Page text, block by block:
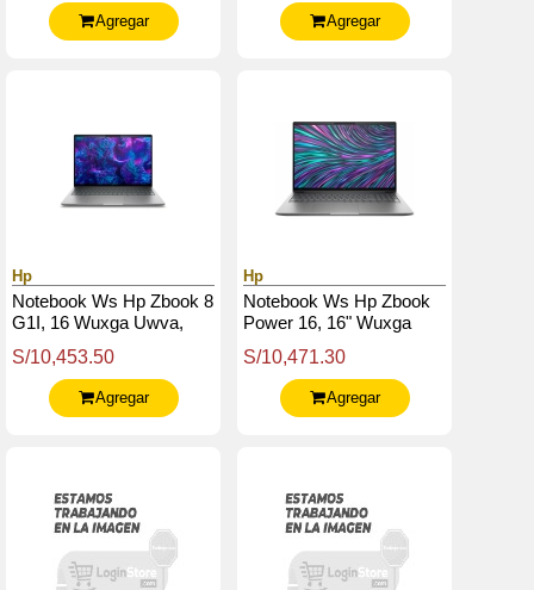
Agregar Agregar
Hp
Notebook Ws Hp Zbook 8
G1I, 16 Wuxga Uwva,
5.4Ghz, 32Gb Ddr5-5600
S/10,453.50
Agregar
Hp
Notebook Ws Hp Zbook
Power 16, 16" Wuxga
2.3 / 5.1Ghz 16Gb Ddr5-
S/10,471.30
Agregar